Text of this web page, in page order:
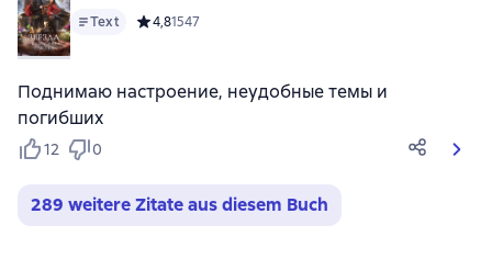
Text Средний рейтинг 4,8 на основе 1547 оценок
4,81547
Поднимаю настроение, неудобные темы и
погибших
12 0
289 weitere Zitate aus diesem Buch